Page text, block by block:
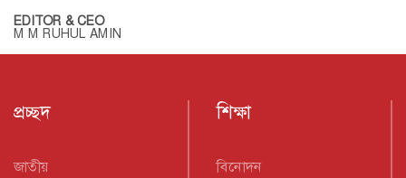
EDITOR & CEO
M M RUHUL AMIN
প্রচ্ছদ
জাতীয়
শিক্ষা
বিনোদন